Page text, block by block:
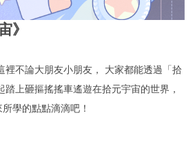
》
裡不論大朋友小朋友， 大家都能透過「拾
踏上砸摳搖搖車遙遊在拾元宇宙的世界，
學的點點滴滴吧！